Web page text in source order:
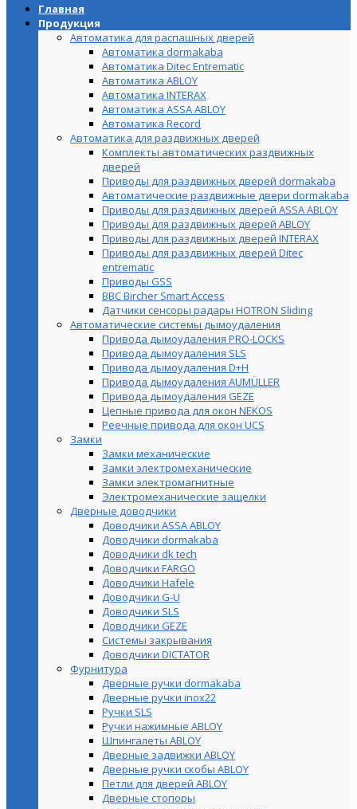
Главная
Продукция
Автоматика для распашных дверей
Автоматика dormakaba
Автоматика Ditec Entrematic
Автоматика ABLOY
Автоматика INTERAX
Автоматика ASSA ABLOY
Автоматика Record
Автоматика для раздвижных дверей
Комплекты автоматических раздвижных
дверей
Приводы для раздвижных дверей dormakaba
Автоматические раздвижные двери dormakaba
Приводы для раздвижных дверей ASSA ABLOY
Приводы для раздвижных дверей ABLOY
Приводы для раздвижных дверей INTERAX
Приводы для раздвижных дверей Ditec
entrematic
Приводы GSS
BBC Bircher Smart Access
Датчики сенсоры радары HOTRON Sliding
Автоматические системы дымоудаления
Привода дымоудаления PRO-LOCKS
Привода дымоудаления SLS
Привода дымоудаления D+H
Привода дымоудаления AUMÜLLER
Привода дымоудаления GEZE
Цепные привода для окон NEKOS
Реечные привода для окон UСS
Замки
Замки механические
Замки электромеханические
Замки электромагнитные
Электромеханические защелки
Дверные доводчики
Доводчики ASSA ABLOY
Доводчики dormakaba
Доводчики dk tech
Доводчики FARGO
Доводчики Hafele
Доводчики G-U
Доводчики SLS
Доводчики GEZE
Cистемы закрывания
Доводчики DICTATOR
Фурнитура
Дверные ручки dormakaba
Дверные ручки inox22
Ручки SLS
Ручки нажимные ABLOY
Шпингалеты ABLOY
Дверные задвижки ABLOY
Дверные ручки скобы ABLOY
Петли для дверей ABLOY
Дверные стопоры